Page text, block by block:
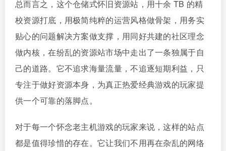
总而言之，这个仓储式怀旧资源站，用十余 TB 的精
校资源打底，用极简纯粹的运营风格做骨架，用务实
贴心的问题解决方案做支撑，用同好共建的社区理念
做内核，在纷乱的资源站市场中走出了一条独属于自
己的道路。它不追求海量流量，不追逐短期利益，只
专注于做好资源本身，为真正热爱经典游戏的玩家提
供一个可靠的落脚点。
对于每一个怀念老主机游戏的玩家来说，这样的站点
都是值得珍惜的存在。它让我们不用再在杂乱的网络